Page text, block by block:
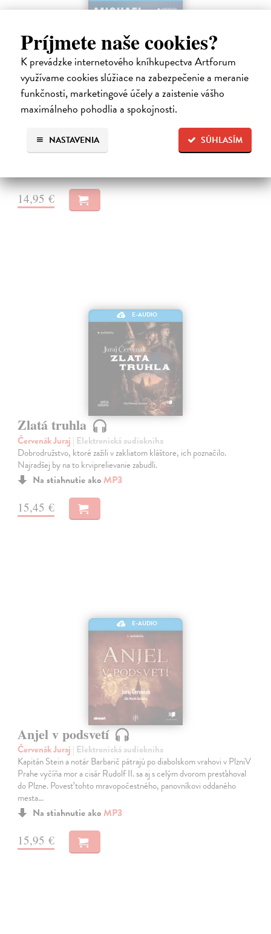
Príjmete naše cookies?
K prevádzke internetového kníhkupectva Artforum
využívame cookies slúžiace na zabezpečenie a meranie
funkčnosti, marketingové účely a zaistenie vášho
maximálneho pohodlia a spokojnosti.
SÚHLASÍM
NASTAVENIA
Temný kvet
Connelly Michael
| Elektronická audiokniha
Nové prostredie, postavy aj prostriedky, no zločiny staré ako samo
ľudstvo. Detektív seržant Stilwell z úradu šerifa okresu Los Angeles sa
za trest ocitá „vo vyhnanstve“ na malom ospalom ostrove Catalina.…
14,95 €
E-AUDIO
Zlatá truhla
Červenák Juraj | Elektronická audiokniha
Dobrodružstvo, ktoré zažili v zakliatom kláštore, ich poznačilo.
Najradšej by na to krviprelievanie zabudli.
Na stiahnutie ako MP3
15,45 €
E-AUDIO
Anjel v podsvetí
Červenák Juraj | Elektronická audiokniha
Kapitán Stein a notár Barbarič pátrajú po diabolskom vrahovi v PlzniV
Prahe vyčíňa mor a cisár Rudolf II. sa aj s celým dvorom presťahoval
do Plzne. Povesť tohto mravopočestného, panovníkovi oddaného
mesta…
Na stiahnutie ako MP3
15,95 €